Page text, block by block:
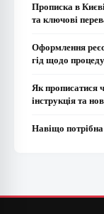
Прописка в
та ключові
Оформлення
гід щодо
Як прописатися
інструкція та
Навіщо